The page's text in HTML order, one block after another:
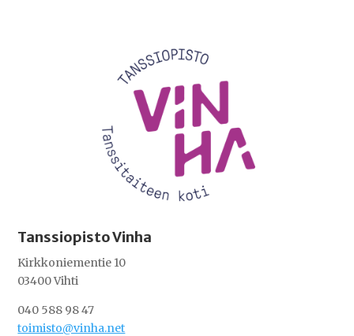
Tanssiopisto Vinha
Kirkkoniementie 10
03400 Vihti
040 588 98 47
toimisto@vinha.net